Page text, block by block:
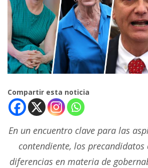
Compartir esta noticia
En un encuentro clave para las
contendiente, los precandidatos
diferencias en materia de